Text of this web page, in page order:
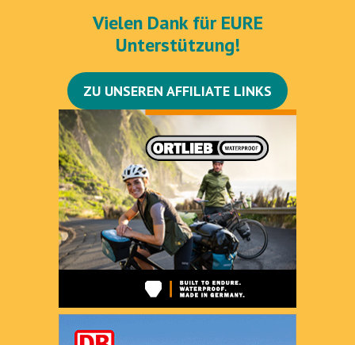
Vielen Dank für EURE
Unterstützung!
ZU UNSEREN AFFILIATE LINKS